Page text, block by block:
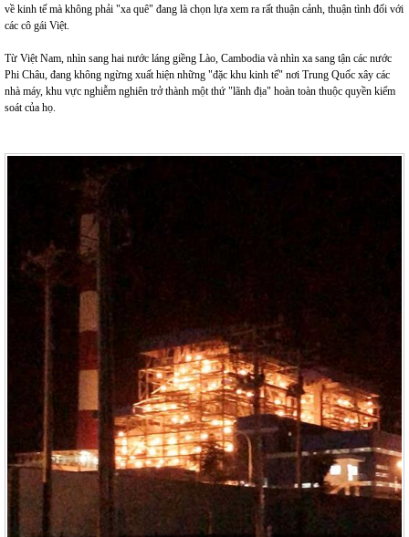
về kinh tế mà không phải "xa quê" đang là chọn lựa xem ra rất thuận cảnh, thuận tình đối với
các cô gái Việt.
Từ Việt Nam, nhìn sang hai nước láng giềng Lào, Cambodia và nhìn xa sang tận các nước
Phi Châu, đang không ngừng xuất hiện những "đặc khu kinh tế" nơi Trung Quốc xây các
nhà máy, khu vực nghiễm nghiên trở thành một thứ "lãnh địa" hoàn toàn thuộc quyền kiểm
soát của họ.